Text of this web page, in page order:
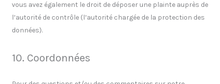
vous avez également le droit de déposer une plainte auprès de
l’autorité de contrôle (l’autorité chargée de la protection des
données).
10. Coordonnées